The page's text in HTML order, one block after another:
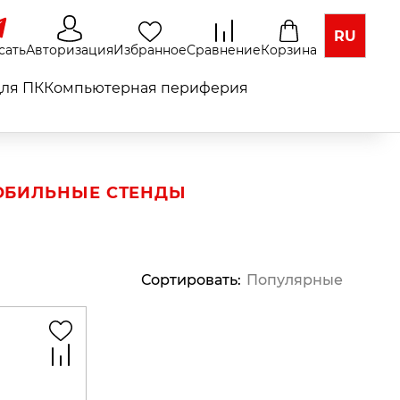
АвторизацияИзбранноеСравнениеКорзина
RU
ПККомпьютерная периферия
СТЕНДЫ
Сортировать: Популярные